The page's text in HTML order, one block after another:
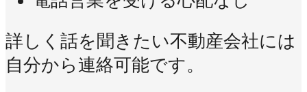
詳しく話を聞きたい不動産会社には
自分から連絡可能です。